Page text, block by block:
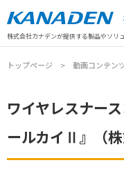
株式会社カナデンが提供する製品やソリ
注目キーワード#振動センサ
トップページ 動画コンテン
ワイヤレスナー
ールカイⅡ』（株